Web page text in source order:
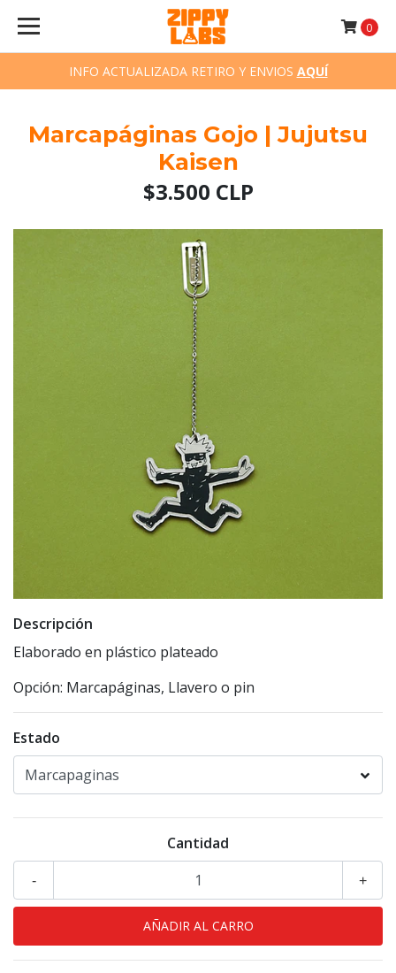
INFO ACTUALIZADA RETIRO Y ENVIOS AQUÍ
0
Marcapáginas Gojo | Jujutsu
Kaisen
$3.500 CLP
Descripción
Elaborado en plástico plateado
Opción: Marcapáginas, Llavero o pin
Estado
Cantidad
+
-